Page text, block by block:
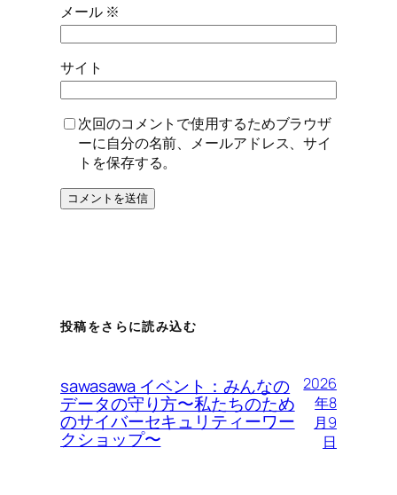
メール ※
サイト
次回のコメントで使用するためブラウザ
ーに自分の名前、メールアドレス、サイ
トを保存する。
投稿をさらに読み込む
sawasawa イベント：みんなの
データの守り方〜私たちのため
のサイバーセキュリティーワー
クショップ〜
2026
年8
月9
日